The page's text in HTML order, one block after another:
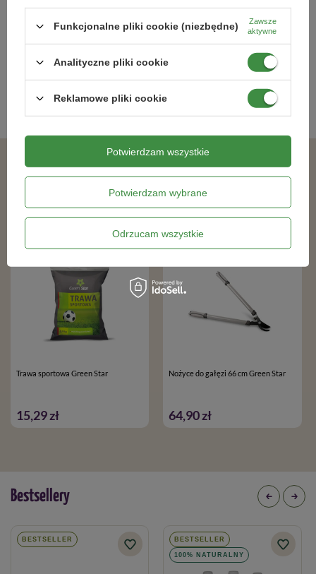
78,10 zł 6,49 zł
Kategorie powiązane
Podobne produkty
Trawa sportowa Green Star
15,29 zł
Nożyce do gałęzi 66 cm Green Star
64,90 zł
Bestsellery
BESTSELLER BESTSELLER
100% NATURALNY
Funkcjonalne pliki cookie (niezbędne)
Zawsze
aktywne
Analityczne pliki cookie
Reklamowe pliki cookie
Potwierdzam wybrane
Odrzucam wszystkie
Potwierdzam wszystkie